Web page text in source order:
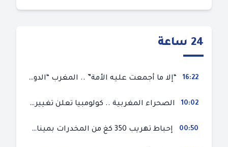
24 ساعة
16:22 “إلا ما أجمعت عليه الأمة” .. المغرب “الدولة-الأمة” بجذور ضاربة في التاريخ دستوريا وثقافيا في إطار الحرية والاختيار
10:02 الصحراء المغربية .. كولومبيا تعلن تغييرا في موقفها وتعترف بسيادة المغرب على صحرائه
00:50 إحباط تهريب 350 كغ من المخدرات بميناء طنجة المتوسط